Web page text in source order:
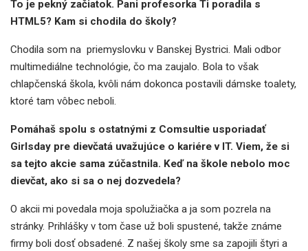
To je pekný začiatok. Pani profesorka Ti poradila s
HTML5? Kam si chodila do školy?
Chodila som na priemyslovku v Banskej Bystrici. Mali odbor
multimediálne technológie, čo ma zaujalo. Bola to však
chlapčenská škola, kvôli nám dokonca postavili dámske toalety,
ktoré tam vôbec neboli.
Pomáhaš spolu s ostatnými z Comsultie usporiadať
Girlsday pre dievčatá uvažujúce o kariére v IT. Viem, že si
sa tejto akcie sama zúčastnila. Keď na škole nebolo moc
dievčat, ako si sa o nej dozvedela?
O akcii mi povedala moja spolužiačka a ja som pozrela na
stránky. Prihlášky v tom čase už boli spustené, takže známe
firmy boli dosť obsadené. Z našej školy sme sa zapojili štyri a